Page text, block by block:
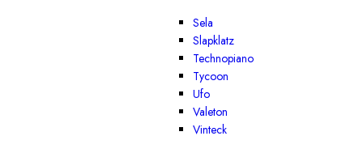
Sela
Slapklatz
Technopiano
Tycoon
Ufo
Valeton
Vinteck